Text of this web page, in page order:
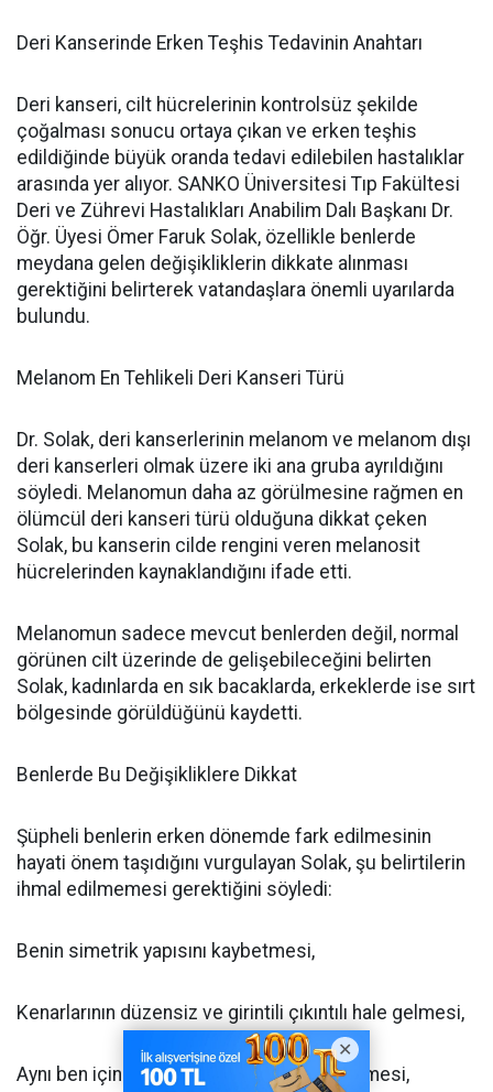
Deri Kanserinde Erken Teşhis Tedavinin Anahtarı
Deri kanseri, cilt hücrelerinin kontrolsüz şekilde
çoğalması sonucu ortaya çıkan ve erken teşhis
edildiğinde büyük oranda tedavi edilebilen hastalıklar
arasında yer alıyor. SANKO Üniversitesi Tıp Fakültesi
Deri ve Zührevi Hastalıkları Anabilim Dalı Başkanı Dr.
Öğr. Üyesi Ömer Faruk Solak, özellikle benlerde
meydana gelen değişikliklerin dikkate alınması
gerektiğini belirterek vatandaşlara önemli uyarılarda
bulundu.
Melanom En Tehlikeli Deri Kanseri Türü
Dr. Solak, deri kanserlerinin melanom ve melanom dışı
deri kanserleri olmak üzere iki ana gruba ayrıldığını
söyledi. Melanomun daha az görülmesine rağmen en
ölümcül deri kanseri türü olduğuna dikkat çeken
Solak, bu kanserin cilde rengini veren melanosit
hücrelerinden kaynaklandığını ifade etti.
Melanomun sadece mevcut benlerden değil, normal
görünen cilt üzerinde de gelişebileceğini belirten
Solak, kadınlarda en sık bacaklarda, erkeklerde ise sırt
bölgesinde görüldüğünü kaydetti.
Benlerde Bu Değişikliklere Dikkat
Şüpheli benlerin erken dönemde fark edilmesinin
hayati önem taşıdığını vurgulayan Solak, şu belirtilerin
ihmal edilmemesi gerektiğini söyledi:
Benin simetrik yapısını kaybetmesi,
Kenarlarının düzensiz ve girintili çıkıntılı hale gelmesi,
Aynı ben içinde farklı renk tonlarının görülmesi,